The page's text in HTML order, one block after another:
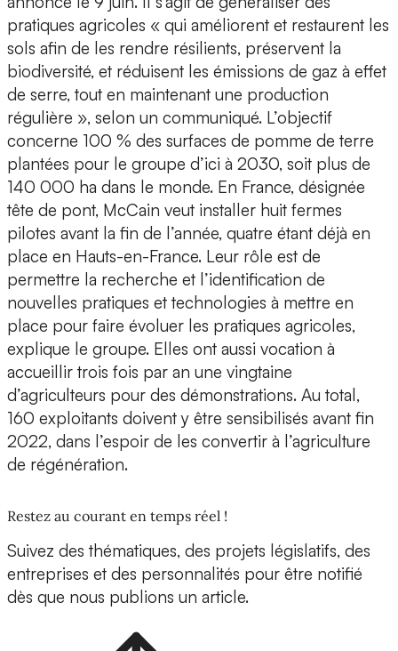
pratiques agricoles « qui améliorent et restaurent les
sols afin de les rendre résilients, préservent la
biodiversité, et réduisent les émissions de gaz à effet
de serre, tout en maintenant une production
régulière », selon un communiqué. L’objectif
concerne 100 % des surfaces de pomme de terre
plantées pour le groupe d’ici à 2030, soit plus de
140 000 ha dans le monde. En France, désignée
tête de pont, McCain veut installer huit fermes
pilotes avant la fin de l’année, quatre étant déjà en
place en Hauts-en-France. Leur rôle est de
permettre la recherche et l’identification de
nouvelles pratiques et technologies à mettre en
place pour faire évoluer les pratiques agricoles,
explique le groupe. Elles ont aussi vocation à
accueillir trois fois par an une vingtaine
d’agriculteurs pour des démonstrations. Au total,
160 exploitants doivent y être sensibilisés avant fin
2022, dans l’espoir de les convertir à l’agriculture
de régénération.
Restez au courant en temps réel !
Suivez des thématiques, des projets législatifs, des
entreprises et des personnalités pour être notifié
dès que nous publions un article.